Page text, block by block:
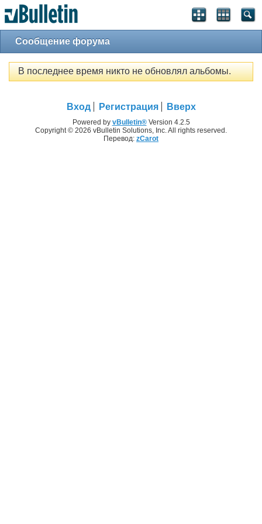
Сообщение форума
В последнее время никто не обновлял альбомы.
Вход Регистрация Вверх
Powered by vBulletin®Version 4.2.5
Copyright © 2026 vBulletin Solutions, Inc. All rights reserved.
Перевод: zCarot